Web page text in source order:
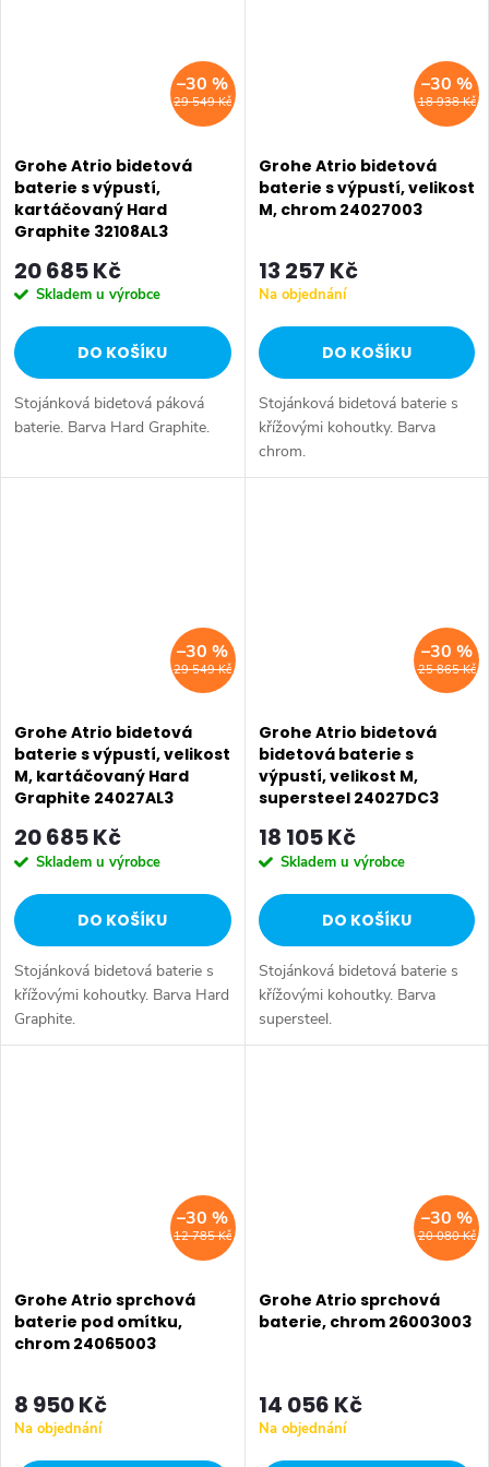
29 549 Kč
–30 %
Grohe Atrio bidetová
baterie s výpustí,
kartáčovaný Hard
Graphite 32108AL3
20 685 Kč
Skladem u výrobce
DO KOŠÍKU
Stojánková bidetová páková
baterie. Barva Hard Graphite.
18 938 Kč
–30 %
Grohe Atrio bidetová
baterie s výpustí, velikost
M, chrom 24027003
13 257 Kč
Na objednání
DO KOŠÍKU
Stojánková bidetová baterie s
křížovými kohoutky. Barva
chrom.
29 549 Kč
–30 %
Grohe Atrio bidetová
baterie s výpustí, velikost
M, kartáčovaný Hard
Graphite 24027AL3
20 685 Kč
Skladem u výrobce
DO KOŠÍKU
Stojánková bidetová baterie s
křížovými kohoutky. Barva Hard
Graphite.
25 865 Kč
–30 %
Grohe Atrio bidetová
bidetová baterie s
výpustí, velikost M,
supersteel 24027DC3
18 105 Kč
Skladem u výrobce
DO KOŠÍKU
Stojánková bidetová baterie s
křížovými kohoutky. Barva
supersteel.
12 785 Kč
–30 %
Grohe Atrio sprchová
baterie pod omítku,
chrom 24065003
8 950 Kč
Na objednání
20 080 Kč
–30 %
Grohe Atrio sprchová
baterie, chrom 26003003
14 056 Kč
Na objednání